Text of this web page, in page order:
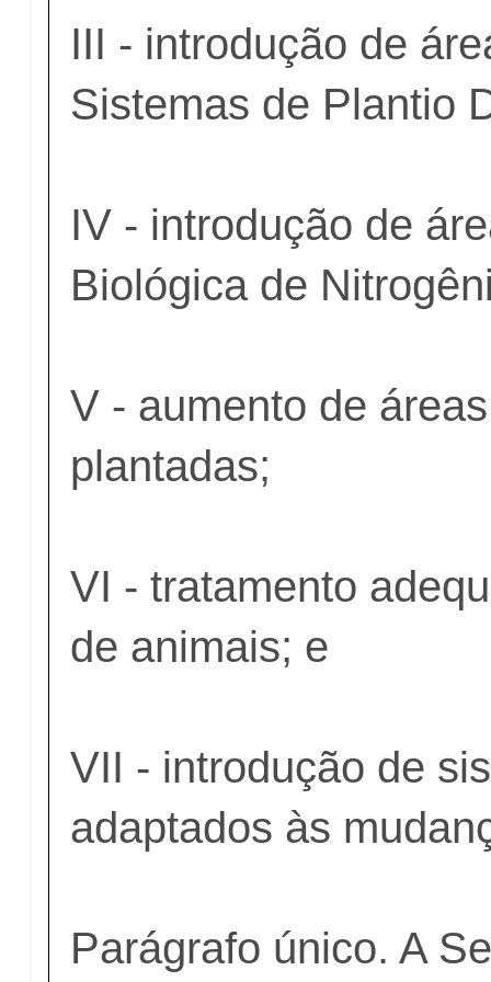
III - introdução de
Sistemas de Plantio
IV - introdução de
Biológica de
V - aumento de
plantadas;
VI - tratamento
de animais; e
VII - introdução de
adaptados às
Parágrafo único. A